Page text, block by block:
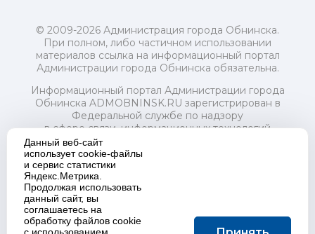
© 2009-2026 Администрация города Обнинска.
При полном, либо частичном использовании
материалов ссылка на информационный портал
Администрации города Обнинска обязательна.
Информационный портал Администрации города
Обнинска ADMOBNINSK.RU зарегистрирован в
Федеральной службе по надзору
в сфере связи, информационных технологий
и массовых коммуникаций (Роскомнадзор) 24 июля
2018 года.
Свидетельство о регистрации Эл № ФС77-73321
Учредитель: Администрация (исполнительно-
распорядительный орган) городского округа "Город
Обнинск". Главный редактор: Байкова Е.А.
Адрес электронной почты Редакции:
Данный веб-сайт
использует cookie-файлы
и сервис статистики
Яндекс.Метрика.
Продолжая использовать
данный сайт, вы
соглашаетесь на
обработку файлов cookie